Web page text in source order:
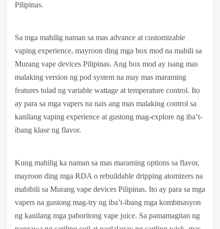
Pilipinas.
Sa mga mahilig naman sa mas advance at customizable
vaping experience, mayroon ding mga box mod na mabili sa
Murang vape devices Pilipinas. Ang box mod ay isang mas
malaking version ng pod system na may mas maraming
features tulad ng variable wattage at temperature control. Ito
ay para sa mga vapers na nais ang mas malaking control sa
kanilang vaping experience at gustong mag-explore ng iba’t-
ibang klase ng flavor.
Kung mahilig ka naman sa mas maraming options sa flavor,
mayroon ding mga RDA o rebuildable dripping atomizers na
mabibili sa Murang vape devices Pilipinas. Ito ay para sa mga
vapers na gustong mag-try ng iba’t-ibang mga kombinasyon
ng kanilang mga paboritong vape juice. Sa pamamagitan ng